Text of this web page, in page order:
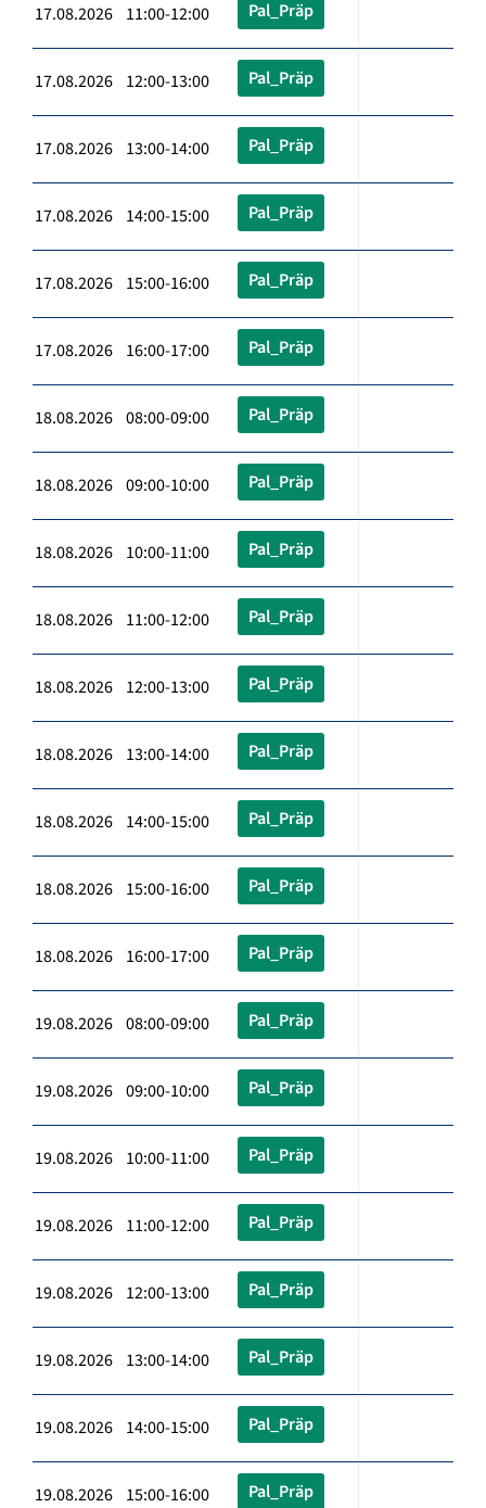
17.08.2026 11:00-12:00 Pal_Präp
17.08.2026 12:00-13:00 Pal_Präp
17.08.2026 13:00-14:00 Pal_Präp
17.08.2026 14:00-15:00 Pal_Präp
17.08.2026 15:00-16:00 Pal_Präp
17.08.2026 16:00-17:00 Pal_Präp
18.08.2026 08:00-09:00 Pal_Präp
18.08.2026 09:00-10:00 Pal_Präp
18.08.2026 10:00-11:00 Pal_Präp
18.08.2026 11:00-12:00 Pal_Präp
18.08.2026 12:00-13:00 Pal_Präp
18.08.2026 13:00-14:00 Pal_Präp
18.08.2026 14:00-15:00 Pal_Präp
18.08.2026 15:00-16:00 Pal_Präp
18.08.2026 16:00-17:00 Pal_Präp
19.08.2026 08:00-09:00 Pal_Präp
19.08.2026 09:00-10:00 Pal_Präp
19.08.2026 10:00-11:00 Pal_Präp
19.08.2026 11:00-12:00 Pal_Präp
19.08.2026 12:00-13:00 Pal_Präp
19.08.2026 13:00-14:00 Pal_Präp
19.08.2026 14:00-15:00 Pal_Präp
19.08.2026 15:00-16:00 Pal_Präp